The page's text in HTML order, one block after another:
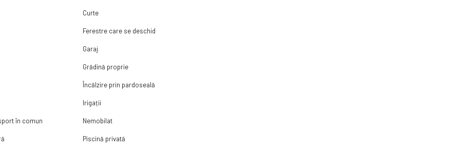
Curte
Ferestre care se deschid
Garaj
Grădină proprie
Încălzire prin pardoseală
Irigații
în comun Nemobilat
Piscină privată